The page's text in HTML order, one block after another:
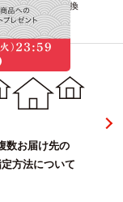
リア決済/代金引換
数お届け先の
方法について